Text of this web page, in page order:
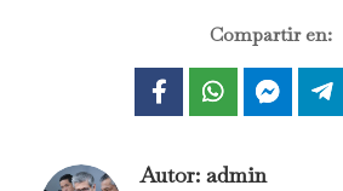
Compartir en:
Autor: admin